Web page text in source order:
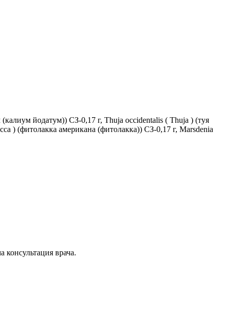
йодатум)) СЗ-0,17 г, Thuja occidentalis ( Thuja ) (туя
) (фитолакка американа (фитолакка)) СЗ-0,17 г, Marsdenia
врача.